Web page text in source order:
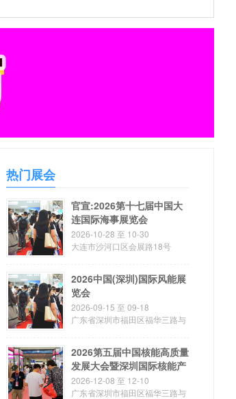
热门展会
官宣:2026第十七届中国大
连国际海事展览会
2026-10-28 至 10-30
大连市沙河口区会展路18号
2026中国(深圳)国际风能展
览会
2026-09-15 至 09-18
广东省深圳市福田区福华三路与
2026第五届中国核能高质量
发展大会暨深圳国际核能产
业创新博览会
2026-12-08 至 12-10
广东省深圳市福田区福华三路与